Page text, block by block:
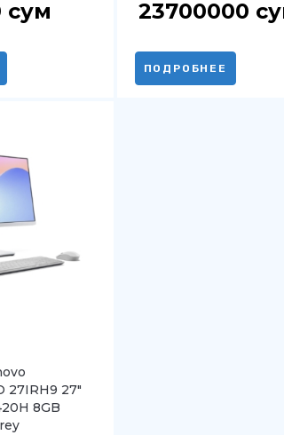
сум 23700000
ПОДРОБНЕЕ
27IRH9 27″
8GB